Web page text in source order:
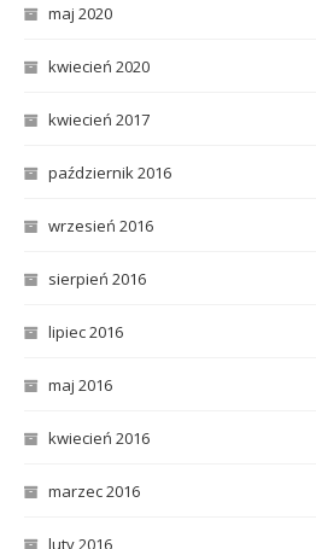
maj 2020
kwiecień 2020
kwiecień 2017
październik 2016
wrzesień 2016
sierpień 2016
lipiec 2016
maj 2016
kwiecień 2016
marzec 2016
luty 2016